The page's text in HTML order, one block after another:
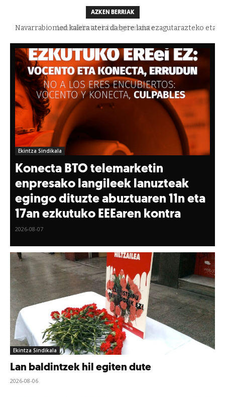
AZKEN BERRIAK
Navarrabiomed kalera atera da bere lana ezagutarazteko eta
indartuko duen hitzarmen duin bat exijitzeko
Ekintza Sindikala
Konecta BTO telemarketin
enpresako langileek lanuzteak
egingo dituzte abuztuaren 11n eta
17an ezkutuko EEEaren kontra
2026-08-07
Ekintza Sindikala
Lan baldintzek hil egiten dute
2026-08-06